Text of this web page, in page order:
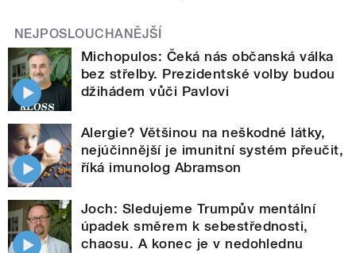
NEJPOSLOUCHANĚJŠÍ
Michopulos: Čeká nás občanská válka
bez střelby. Prezidentské volby budou
džihádem vůči Pavlovi
Alergie? Většinou na neškodné látky,
nejúčinnější je imunitní systém přeučit,
říká imunolog Abramson
Joch: Sledujeme Trumpův mentální
úpadek směrem k sebestřednosti,
chaosu. A konec je v nedohlednu